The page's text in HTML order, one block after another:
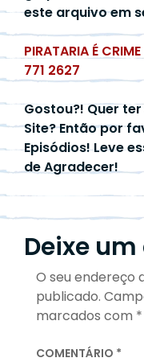
este arquivo em
PIRATARIA É
771 2627
Gostou?! Quer
Site? Então por
Episódios! Leve
de Agradecer!
Deixe
O seu endereço
publicado.
marcados com *
COMENTÁRIO *